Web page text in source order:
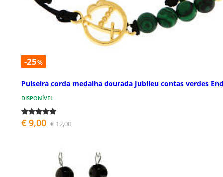
-25%
Pulseira corda medalha dourada Jubileu contas verdes
DISPONÍVEL
€ 9,00 € 12,00